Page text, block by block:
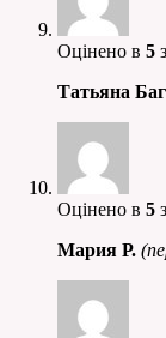
Оцінено в 5
Татьяна
Оцінено в 5
Мария Р.